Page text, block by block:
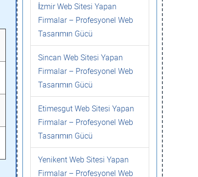
İzmir Web Sitesi Yapan
Firmalar – Profesyonel Web
Tasarımın Gücü
Sincan Web Sitesi Yapan
Firmalar – Profesyonel Web
Tasarımın Gücü
Etimesgut Web Sitesi Yapan
Firmalar – Profesyonel Web
Tasarımın Gücü
Yenikent Web Sitesi Yapan
Firmalar – Profesyonel Web